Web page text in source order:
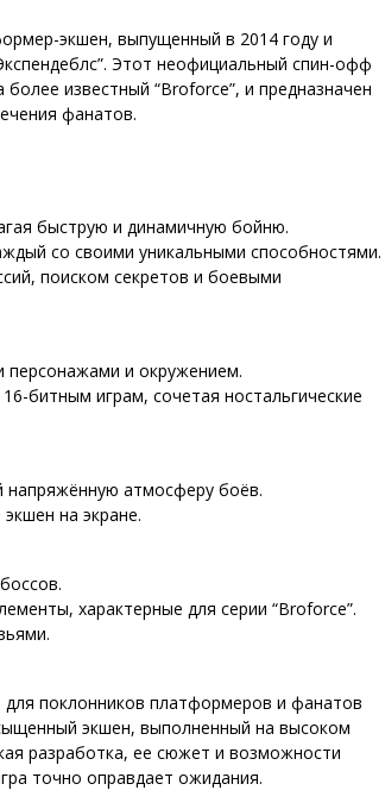
экшен, выпущенный в 2014 году и
Этот неофициальный спин-офф
известный “Broforce”, и предназначен
фанатов.
быструю и динамичную бойню.
со своими уникальными способностями.
поиском секретов и боевыми
персонажами и окружением.
битным играм, сочетая ностальгические
напряжённую атмосферу боёв.
на экране.
характерные для серии “Broforce”.
поклонников платформеров и фанатов
экшен, выполненный на высоком
разработка, ее сюжет и возможности
точно оправдает ожидания.